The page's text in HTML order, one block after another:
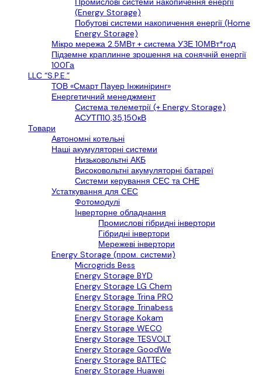
(Energy Storage)
Побутові системи накопичення енергії (Home
Energy Storage)
Мікро мережа 2.5МВт + система УЗЕ 10МВт*год
Підземне краплинне зрошення на сонячній енергії
100Га
LLС “S.P.E.”
ТОВ «Смарт Пауер Інжиніринг»
Енергетичний менеджмент
Система телеметрії (+ Energy Storage)
АСУТП10,35,150кВ
Товари
Автономні котельні
Наші акумуляторні системи
Низьковольтні АКБ
Високовольтні акумуляторні батареї
Системи керування СЕС та СНЕ
Устаткування для СЕС
Фотомодулі
Інверторне обладнання
Промислові гібридні інвертори
Гібридні інвертори
Мережеві інвертори
Energy Storage (пром. системи)
Microgrids Bess
Energy Storage BYD
Energy Storage LG Chem
Energy Storage Trina PRO
Energy Storage Trinabess
Energy Storage Kokam
Energy Storage WECO
Energy Storage TESVOLT
Energy Storage GoodWe
Energy Storage BATTEC
Energy Storage Huawei